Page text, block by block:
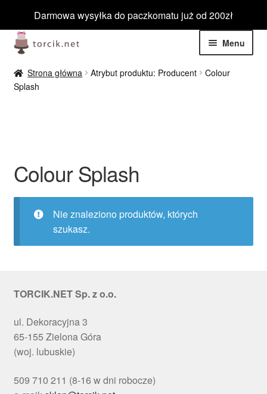
Darmowa wysyłka do paczkomatu już od 200zł
Przejdź
do
nawigacji
Przejdź
do
treści
Menu
Jadalne
Tematyczne
Blog
Wyprzedaż
Ozdoby na tort weselny
Strona główna Atrybut produktu: Producent
Colour
Splash
Colour Splash
Nie znaleziono produktów, których
szukasz.
TORCIK.NET Sp. z o.o.
ul. Dekoracyjna 3
65-155 Zielona Góra
(woj. lubuskie)
509 710 211 (8-16 w dni robocze)